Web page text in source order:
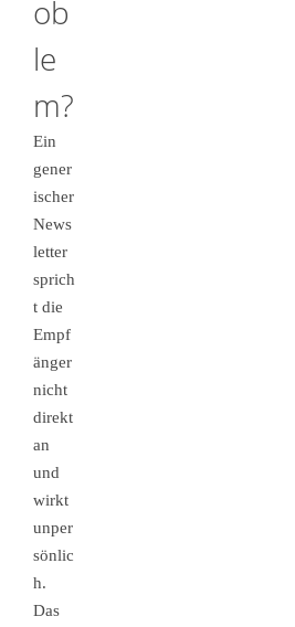
ob
le
m?
Ein
gener
ischer
News
letter
sprich
t die
Empf
änger
nicht
direkt
an
und
wirkt
unper
sönlic
h.
Das